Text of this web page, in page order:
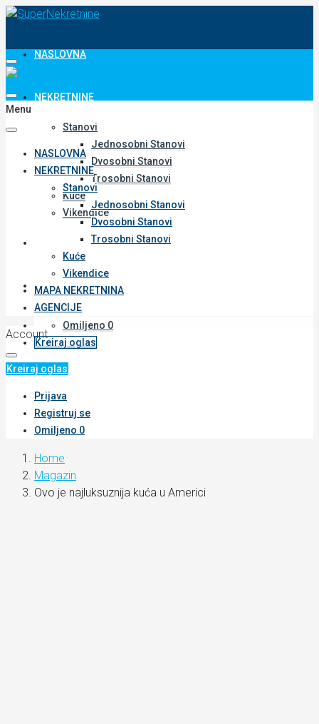
NASLOVNA
NEKRETNINE
Stanovi
Jednosobni Stanovi
Dvosobni Stanovi
Trosobni Stanovi
Kuće
Vikendice
MAPA NEKRETNINA
AGENCIJE
Omiljeno 0
Kreiraj oglas
Menu
NASLOVNA
NEKRETNINE
Stanovi
Jednosobni Stanovi
Dvosobni Stanovi
Trosobni Stanovi
Kuće
Vikendice
MAPA NEKRETNINA
AGENCIJE
Account
Kreiraj oglas
Prijava
Registruj se
Omiljeno 0
Home
Magazin
Ovo je najluksuznija kuća u Americi